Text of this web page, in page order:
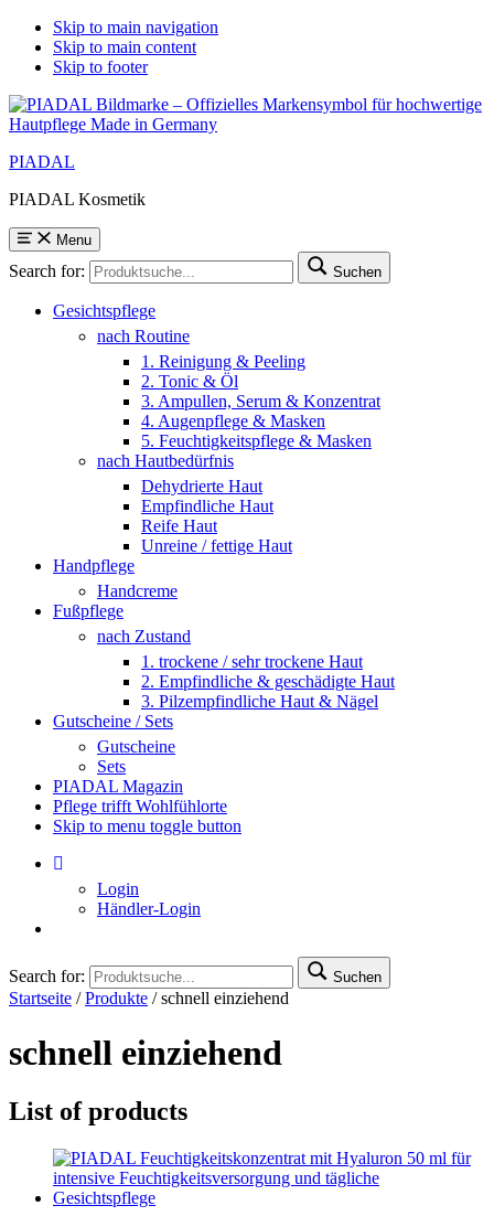
Skip to main navigation
Skip to main content
Skip to footer
PIADAL
PIADAL Kosmetik
Menu
Search for: Suchen
Gesichtspflege
nach Routine
1. Reinigung & Peeling
2. Tonic & Öl
3. Ampullen, Serum & Konzentrat
4. Augenpflege & Masken
5. Feuchtigkeitspflege & Masken
nach Hautbedürfnis
Dehydrierte Haut
Empfindliche Haut
Reife Haut
Unreine / fettige Haut
Handpflege
Handcreme
Fußpflege
nach Zustand
1. trockene / sehr trockene Haut
2. Empfindliche & geschädigte Haut
3. Pilzempfindliche Haut & Nägel
Gutscheine / Sets
Gutscheine
Sets
PIADAL Magazin
Pflege trifft Wohlfühlorte
Skip to menu toggle button
Login
Händler-Login
Search for: Suchen
Startseite /Produkte /schnell einziehend
schnell einziehend
List of products